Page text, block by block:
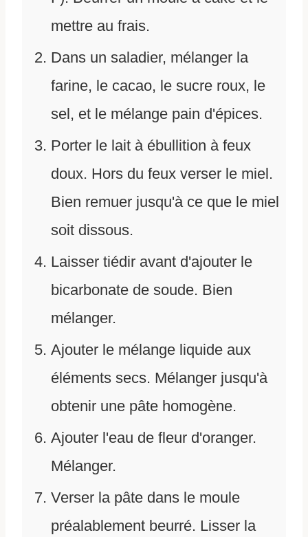
mettre au frais.
Dans un saladier, mélanger la
farine, le cacao, le sucre roux, le
sel, et le mélange pain d'épices.
Porter le lait à ébullition à feux
doux. Hors du feux verser le miel.
Bien remuer jusqu'à ce que le miel
soit dissous.
Laisser tiédir avant d'ajouter le
bicarbonate de soude. Bien
mélanger.
Ajouter le mélange liquide aux
éléments secs. Mélanger jusqu'à
obtenir une pâte homogène.
Ajouter l'eau de fleur d'oranger.
Mélanger.
Verser la pâte dans le moule
préalablement beurré. Lisser la